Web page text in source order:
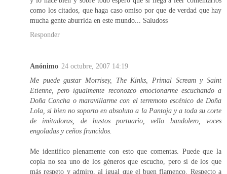
como los citados, que haga caso omiso por que de verdad que hay
mucha gente aburrida en este mundo... Saludoss
Responder
Anónimo 24 octubre, 2007 14:19
Me puede gustar Morrisey, The Kinks, Primal Scream y Saint
Etienne, pero igualmente reconozco emocionarme escuchando a
Doña Concha o maravillarme con el terremoto escénico de Doña
Lola, si bien no soporto en absoluto a la Pantoja y a toda su corte
de imitadoras, de bustos portuario, vello bandolero, voces
engoladas y ceños fruncidos.
Me identifico plenamente con esto que comentas. Puede que la
copla no sea uno de los géneros que escucho, pero si de los que
más respeto y admiro, al igual que el buen flamenco. Respecto a